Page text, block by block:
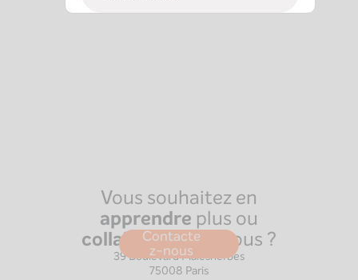
Vous souhaitez en
apprendre plus ou
collaboreravec nous ?
Contacte
z-nous
Paris
39 Boulevard Malesherbes
75008 Paris